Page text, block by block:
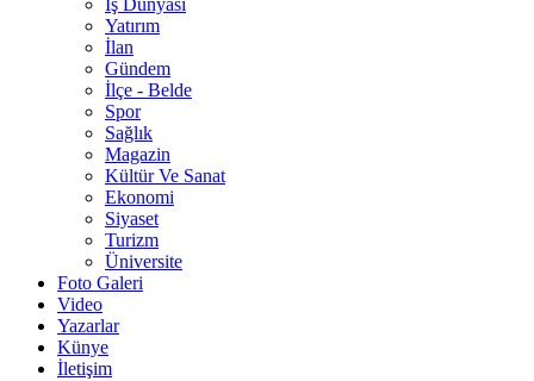
İş Dünyası
Yatırım
İlan
Gündem
İlçe - Belde
Spor
Sağlık
Magazin
Kültür Ve Sanat
Ekonomi
Siyaset
Turizm
Üniversite
Foto Galeri
Video
Yazarlar
Künye
İletişim